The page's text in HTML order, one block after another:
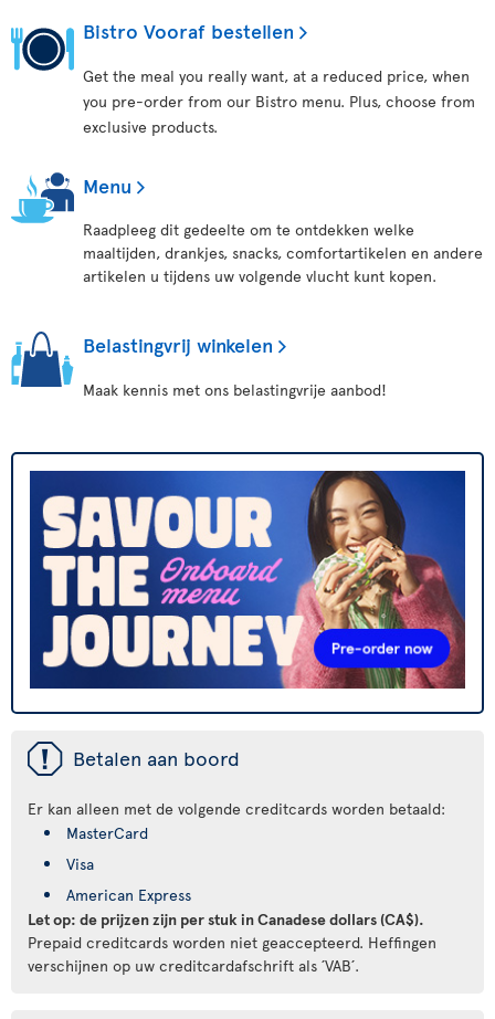
Bistro Vooraf bestellen
Get the meal you really want, at a reduced price, when
you pre-order from our Bistro menu. Plus, choose from
exclusive products.
Menu
Raadpleeg dit gedeelte om te ontdekken welke
maaltijden, drankjes, snacks, comfortartikelen en andere
artikelen u tijdens uw volgende vlucht kunt kopen.
Belastingvrij winkelen
Maak kennis met ons belastingvrije aanbod!
ü Betalen aan boord
Er kan alleen met de volgende creditcards worden betaald:
MasterCard
Visa
American Express
Let op: de prijzen zijn per stuk in Canadese dollars (CA$).
Prepaid creditcards worden niet geaccepteerd. Heffingen
verschijnen op uw creditcardafschrift als ´VAB´.